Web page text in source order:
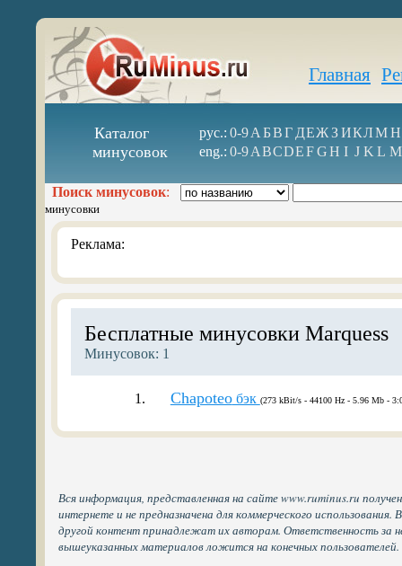
Главная
Каталог
минусовок
рус.: 0-9А БВГ ДЕЖ З ИКЛМН
eng.: 0-9ABCDEFGH I J K L M
Поиск минусовок:
минусовки
Реклама:
Бесплатные минусовки Marquess
Минусовок: 1
1. Chapoteoбэк (273 kBit/s - 44100 Hz - 5.96 Mb -
Вся информация, представленная на сайте www.ruminus.ru
интернете и не предназначена для коммерческого
другой контент принадлежат их авторам. Ответственность за
вышеуказанных материалов ложится на конечных пользователей.